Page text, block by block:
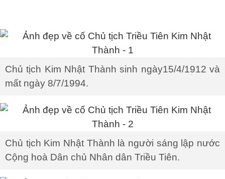
Chủ tịch Kim Nhật Thành sinh ngày15/4/1912 và
mất ngày 8/7/1994.
Chủ tịch Kim Nhật Thành là người sáng lập nước
Cộng hoà Dân chủ Nhân dân Triều Tiên.